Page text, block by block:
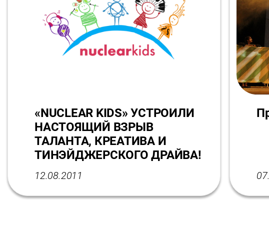
«NUCLEAR KIDS» УСТРОИЛИ
НАСТОЯЩИЙ ВЗРЫВ
ТАЛАНТА, КРЕАТИВА И
ТИНЭЙДЖЕРСКОГО ДРАЙВА!
12.08.2011